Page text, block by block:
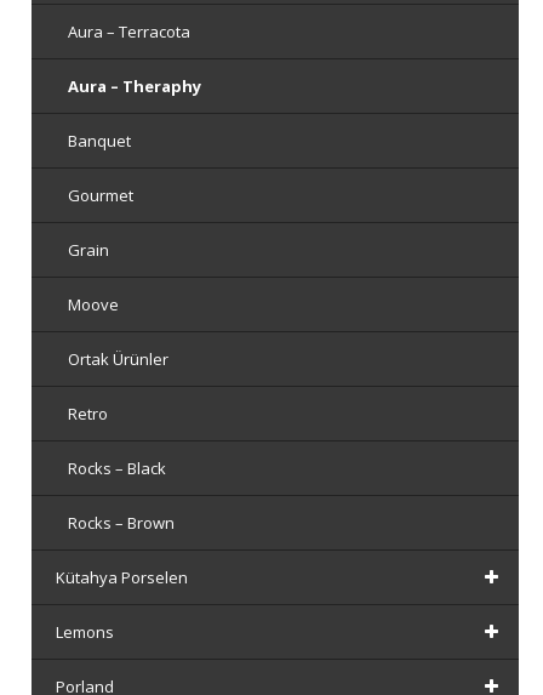
Aura – Terracota
Aura – Theraphy
Banquet
Gourmet
Grain
Moove
Ortak Ürünler
Retro
Rocks – Black
Rocks – Brown
Kütahya Porselen
Lemons
Porland